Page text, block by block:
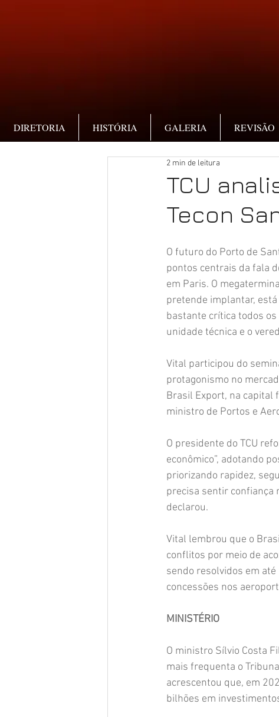
DIRETORIA HISTÓRIA GALERIA REVISÃO
TCU
Tecon
2 min de leitura
O futuro do Porto de
pontos centrais da fala
em Paris. O
pretende implantar,
bastante crítica todos
unidade técnica e o
Vital participou do
protagonismo no
Brasil Export, na capital
ministro de Portos e
O presidente do TCU
econômico”, adotando
priorizando rapidez,
precisa sentir confiança
declarou.
Vital lembrou que o
conflitos por meio de
sendo resolvidos em
concessões nos
MINISTÉRIO
O ministro Sílvio Costa
mais frequenta o
acrescentou que, em
bilhões em